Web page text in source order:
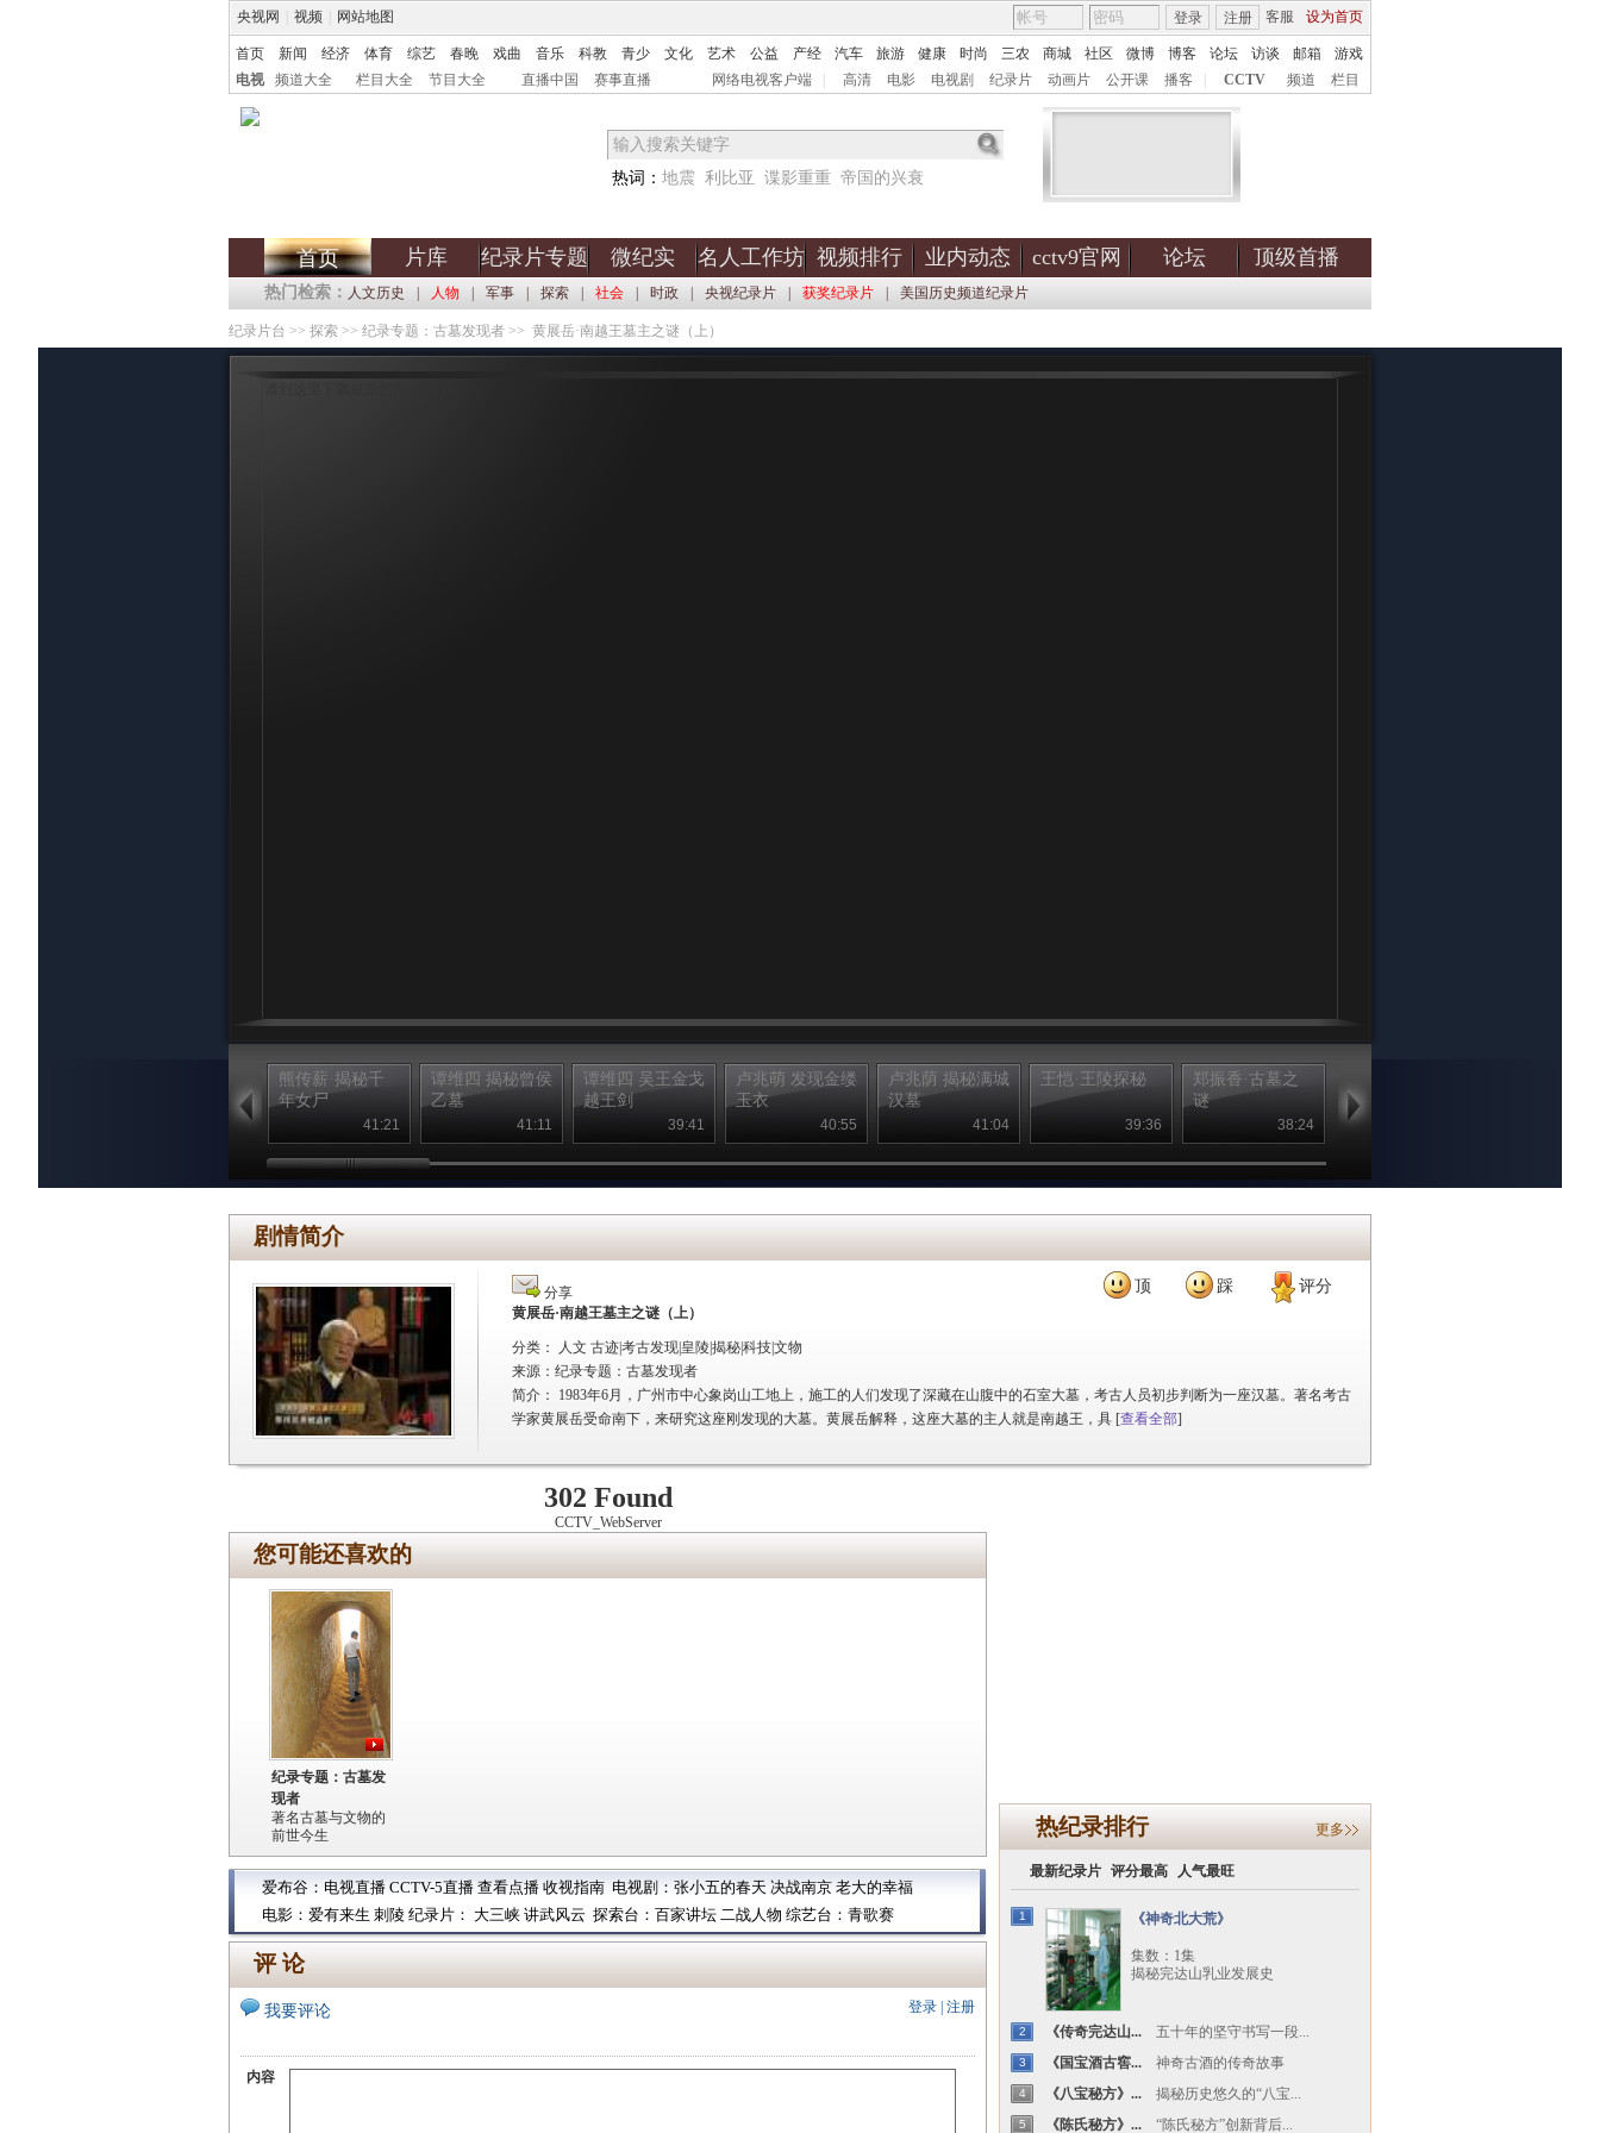
央视网 视频 网站地图 客服 设为首页
登录 注册
首页 新闻 经济 体育 综艺 春晚 戏曲 音乐 科教 青少 文化 艺术 公益 产经 汽车 旅游 健康 时尚 三农 商城 社区 微博 博客 论坛 访谈 邮箱
游戏
电视
频道大全 栏目大全 节目大全 直播中国 赛事直播 网络电视客户端 高清 电影 电视剧 纪录片 动画片 公开课 播客 CCTV 频道 栏目
热词： 地震 利比亚 谍影重重 帝国的兴衰
首页 片库 纪录片专题 微纪实 名人工作坊 视频排行 业内动态 cctv9官网 论坛 顶级首播
热门检索： 人文历史 人物 军事 探索 社会 时政 央视纪录片 获奖纪录片 美国历史频道纪录片
纪录片台 >> 探索 >> 纪录专题：古墓发现者 >> 黄展岳·南越王墓主之谜（上）
熊传薪·揭秘千
年女尸
41:21
谭维四 揭秘曾侯
乙墓
41:11
谭维四 吴王金戈
越王剑
39:41
卢兆萌 发现金缕
玉衣
40:55
卢兆荫 揭秘满城
汉墓
41:04
王恺·王陵探秘
39:36
郑振香·古墓之
谜
38:24
访者
剧情简介
顶 踩 评分
分享
黄展岳·南越王墓主之谜（上）
分类： 人文 古迹|考古发现|皇陵|揭秘|科技|文物
来源： 纪录专题：古墓发现者
简介：
1983年6月，广州市中心象岗山工地上，施工的人们发现了深藏在山腹中的石室大墓，考古人员初步判断为一座汉墓。著名考古
学家黄展岳受命南下，来研究这座刚发现的大墓。黄展岳解释，这座大墓的主人就是南越王，具 [查看全部]
302 Found
CCTV_WebServer
您可能还喜欢的
纪录专题：古墓发
现者
著名古墓与文物的
前世今生
爱布谷： 电视直播 CCTV-5直播 查看点播 收视指南 电视剧： 张小五的春天 决战南京 老大的幸福
电影： 爱有来生 刺陵 纪录片： 大三峡 讲武风云 探索台： 百家讲坛 二战人物 综艺台： 青歌赛
评 论
登录 注册
我要评论
内容
热纪录排行 更多
最新纪录片 评分最高 人气最旺
1 《神奇北大荒》
集数：1集
揭秘完达山乳业发展史
2 《传奇完达山... 五十年的坚守书写一段...
3 《国宝酒古窖... 神奇古酒的传奇故事
4 《八宝秘方》... 揭秘历史悠久的“八宝...
5 《陈氏秘方》... “陈氏秘方”创新背后...